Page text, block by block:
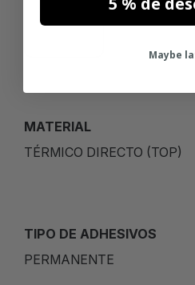
MATERIAL
TÉRMICO DIRECTO (TOP)
TIPO DE ADHESIVOS
PERMANENTE
Maybe